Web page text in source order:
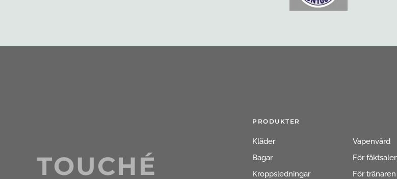
TOUCHÉ
PRODUKTER
Kläder
Bagar
Kroppsledningar
Vapenvård
För
För tränaren